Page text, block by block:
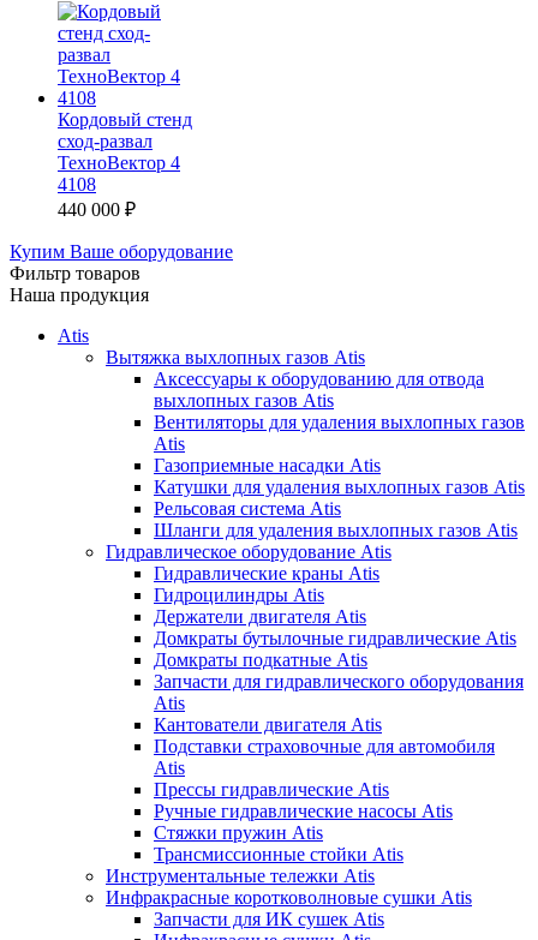
Кордовый стенд
сход-развал
ТехноВектор 4
4108
440 000 ₽
Купим Ваше оборудование
Фильтр товаров
Наша продукция
Atis
Вытяжка выхлопных газов Atis
Аксессуары к оборудованию для отвода
выхлопных газов Atis
Вентиляторы для удаления выхлопных газов
Atis
Газоприемные насадки Atis
Катушки для удаления выхлопных газов Atis
Рельсовая система Atis
Шланги для удаления выхлопных газов Atis
Гидравлическое оборудование Atis
Гидравлические краны Atis
Гидроцилиндры Atis
Держатели двигателя Atis
Домкраты бутылочные гидравлические Atis
Домкраты подкатные Atis
Запчасти для гидравлического оборудования
Atis
Кантователи двигателя Atis
Подставки страховочные для автомобиля
Atis
Прессы гидравлические Atis
Ручные гидравлические насосы Atis
Стяжки пружин Atis
Трансмиссионные стойки Atis
Инструментальные тележки Atis
Инфракрасные коротковолновые сушки Atis
Запчасти для ИК сушек Atis